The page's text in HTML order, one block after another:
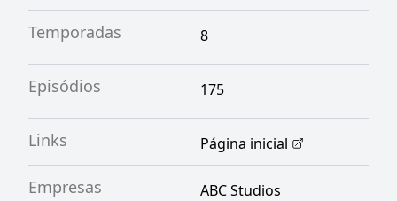
Temporadas 8
Episódios 175
Links Página inicial
Empresas
ABC Studios